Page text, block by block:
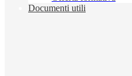
Documenti utili